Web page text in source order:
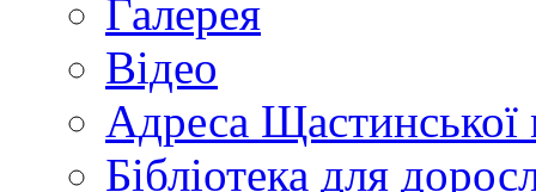
Галерея
Відео
Адреса Щастинської
Бібліотека для